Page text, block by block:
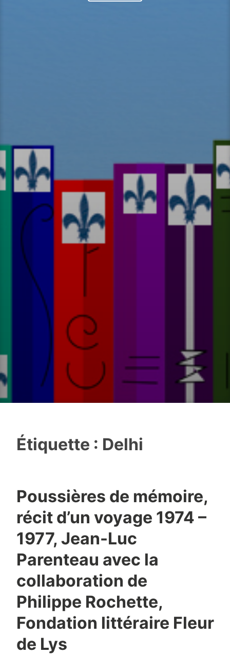
Étiquette : Delhi
Poussières de mémoire,
récit d’un voyage 1974 –
1977, Jean-Luc
Parenteau avec la
collaboration de
Philippe Rochette,
Fondation littéraire Fleur
de Lys